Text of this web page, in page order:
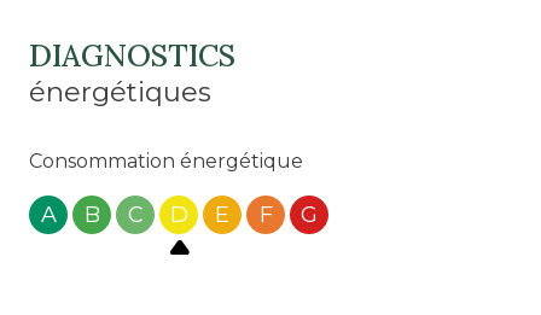
DIAGNOSTICS
énergétiques
Consommation énergétique
A B C D E F G